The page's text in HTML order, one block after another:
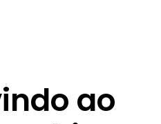
ao